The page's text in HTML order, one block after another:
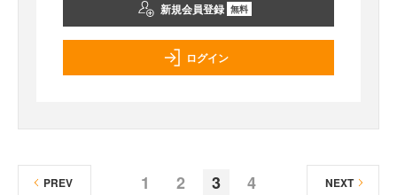
新規会員登録 無料
ログイン
1 2 3 4
PREV NEXT